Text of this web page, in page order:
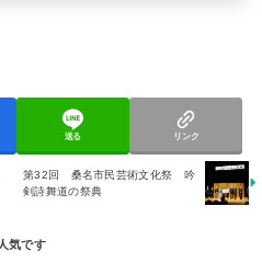
送る リンク
第32回 桑名市民芸術文化祭 吟
剣詩舞道の祭典